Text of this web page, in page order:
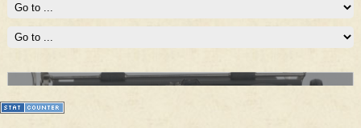
Prima mea carte publicata (Nemira)
Averea Presedintelui: prima lucrare despre controversatele
conturi secrete ale Securitatii.